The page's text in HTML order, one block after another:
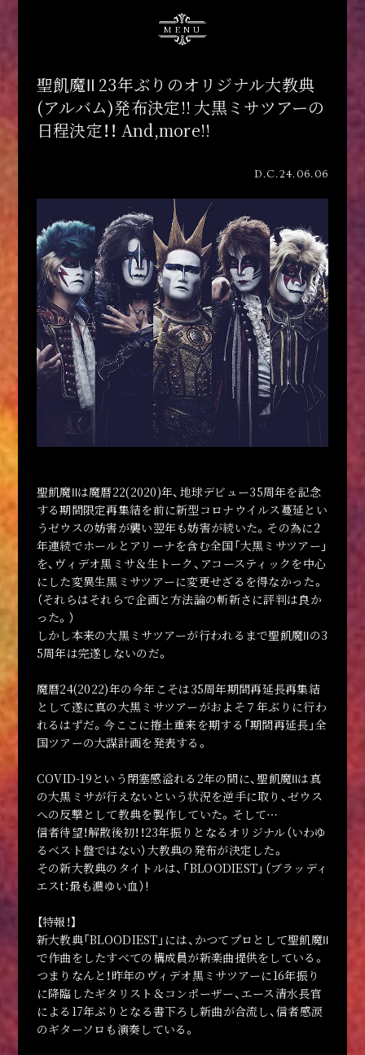
MENU
聖飢魔Ⅱ 23年ぶりのオリジナル大教典
(アルバム)発布決定!! 大黒ミサツアーの
日程決定！！ And,more!!
D.C.24.06.06
聖飢魔Ⅱは魔暦22(2020)年、地球デビュー35周年を記念
する期間限定再集結を前に新型コロナウイルス蔓延とい
うゼウスの妨害が襲い翌年も妨害が続いた。その為に2
年連続でホールとアリーナを含む全国「大黒ミサツアー」
を、ヴィデオ黒ミサ＆生トーク、アコースティックを中心
にした変異生黒ミサツアーに変更せざるを得なかった。
（それらはそれらで企画と方法論の斬新さに評判は良か
った。）
しかし本来の大黒ミサツアーが行われるまで聖飢魔Ⅱの3
5周年は完遂しないのだ。
魔暦24(2022)年の今年こそは35周年期間再延長再集結
として遂に真の大黒ミサツアーがおよそ７年ぶりに行わ
れるはずだ。今ここに捲土重来を期する「期間再延長」全
国ツアーの大謀計画を発表する。
COVID-19という閉塞感溢れる2年の間に、聖飢魔Ⅱは真
の大黒ミサが行えないという状況を逆手に取り、ゼウス
への反撃として教典を製作していた。そして…
信者待望！解散後初！！23年振りとなるオリジナル（いわゆ
るベスト盤ではない）大教典の発布が決定した。
その新大教典のタイトルは、「BLOODIEST」（ブラッディ
エスt：最も濃ゆい血）!
【特報！】
新大教典「BLOODIEST」には、かつてプロとして聖飢魔Ⅱ
で作曲をしたすべての構成員が新楽曲提供をしている。
つまりなんと！昨年のヴィデオ黒ミサツアーに16年振り
に降臨したギタリスト＆コンポーザー、エース清水長官
による17年ぶりとなる書下ろし新曲が合流し、信者感涙
のギターソロも演奏している。